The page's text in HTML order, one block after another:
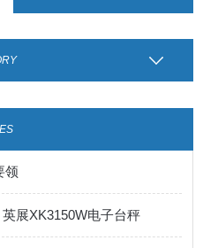
领
展XK3150W电子台秤